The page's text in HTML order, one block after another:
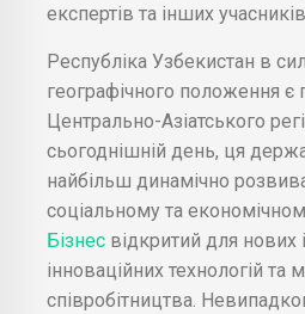
експертів та інших учасників
Республіка Узбекистан в
географічного положення
Центрально-Азіатського
сьогоднішній день, ця
найбільш динамічно
соціальному та
Бізнес відкритий для нових
інноваційних технологій та
співробітництва.